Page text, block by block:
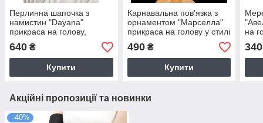
Перлинна шапочка з
намистин "Dayana"
прикраса на голову,
аксесуар в стилі гетсбі
640 ₴
Купити
Карнавальна пов'язка з
орнаментом "Марселла"
прикраса на голову у стилі
гетсбі
490₴
Купити
на
340
Акційні пропозиції та новинки
–40%